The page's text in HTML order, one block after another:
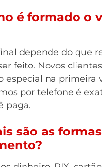
é formado o
depende do que
feito. Novos
especial na primeira
por telefone é
paga.
são as